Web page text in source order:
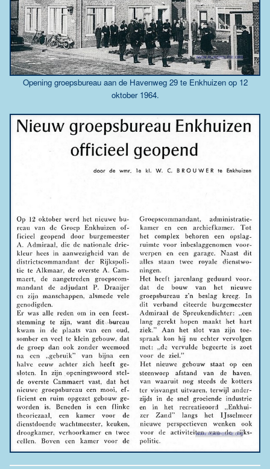
Opening groepsbureau aan de Havenweg 29 te Enkhuizen op 12
oktober 1964.